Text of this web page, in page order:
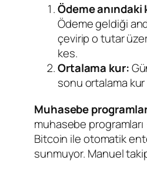
Ödeme anındaki
Ödeme geldiği
çevirip o tutar
kes.
Ortalama kur:
sonu ortalama
Muhasebe
muhasebe
Bitcoin ile otomatik
sunmuyor. Manuel